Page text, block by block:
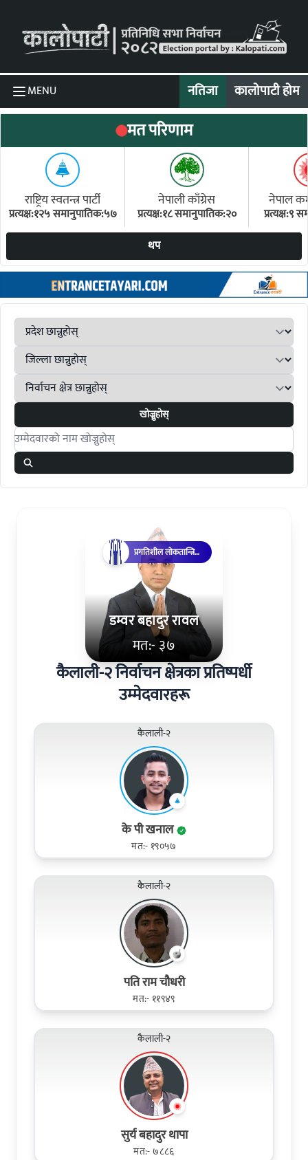
MENU नतिजा कालोपाटी होम
मत परिणाम
राष्ट्रिय स्वतन्त्र पार्टी
प्रत्यक्ष:१२५ समानुपातिक:५७
नेपाली काँग्रेस
प्रत्यक्ष:१८ समानुपातिक:२०
नेपाल
प्रत्यक्ष:९
थप
खोज्नुहोस्
Search candidates
डम्वर बहादुर रावल
मत:- ३७
प्रगतिशील लोकतान्त्रिक
पार्टी
कैलाली-२ निर्वाचन क्षेत्रका प्रतिष्पर्धी
उम्मेदवारहरू
कैलाली-२
के पी खनाल
मत:- १९०५७
कैलाली-२
पति राम चौधरी
मत:- ११९४९
कैलाली-२
सुर्य बहादुर थापा
मत:- ७८८६